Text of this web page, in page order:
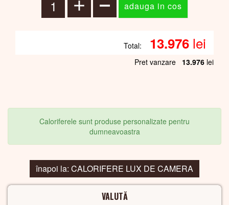
Total: 13.976 lei
Pret vanzare 13.976 lei
Caloriferele sunt produse personalizate pentru
dumneavoastra
înapoi la: CALORIFERE LUX DE CAMERA
VALUTĂ